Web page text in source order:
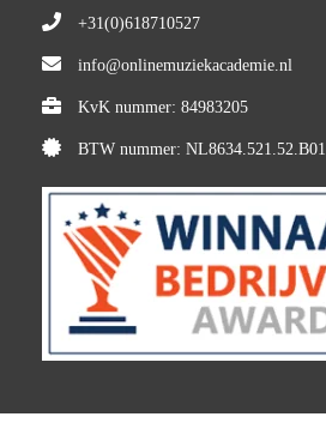
+31(0)618710527
info@onlinemuziekacademie.nl
KvK nummer: 84983205
BTW nummer: NL8634.521.52.B01